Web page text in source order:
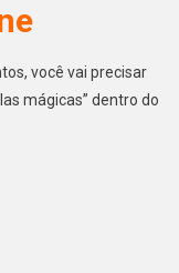
você vai precisar
mágicas” dentro do